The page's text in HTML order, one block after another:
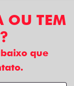
OU TEM
que